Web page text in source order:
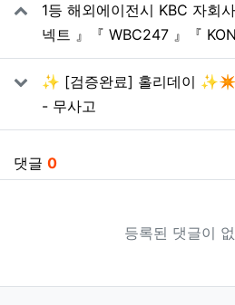
1등 해외에이전시 KBC 자회
넥트 』『 WBC247 』『
✨ [검증완료] 홀리데이
- 무사고
댓글 0
등록된 댓글이